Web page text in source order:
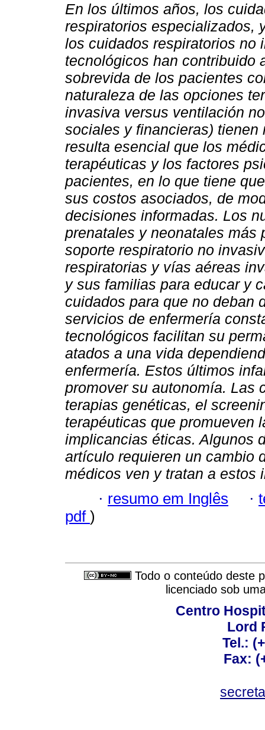
En los últimos años, los
respiratorios especializados,
los cuidados respiratorios no
tecnológicos han contribuido
sobrevida de los pacientes
naturaleza de las opciones
invasiva versus ventilación
sociales y financieras)
resulta esencial que los
terapéuticas y los factores
pacientes, en lo que tiene
sus costos asociados, de
decisiones informadas. Los
prenatales y neonatales más
soporte respiratorio no
respiratorias y vías aéreas
y sus familias para educar y
cuidados para que no deban
servicios de enfermería
tecnológicos facilitan su
atados a una vida
enfermería. Estos últimos
promover su autonomía. Las
terapias genéticas, el
terapéuticas que promueven
implicancias éticas. Algunos
artículo requieren un cambio
médicos ven y tratan a estos
· resumo em Inglês ·
pdf )
Todo o conteúdo deste
licenciado sob
Centro
Lord
Tel.:
Fax: